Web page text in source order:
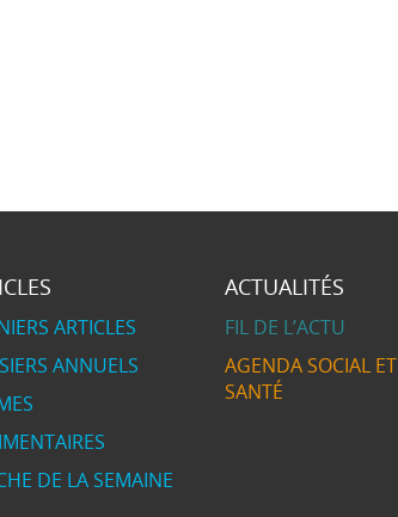
ARTICLES
ANNUELS
DE LA SEMAINE
ACTUALITÉS
FIL DE L’ACTU
AGENDA SOCIAL ET
SANTÉ